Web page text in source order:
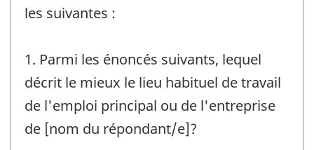
les suivantes :
1. Parmi les énoncés suivants, lequel
décrit le mieux le lieu habituel de travail
de l'emploi principal ou de l'entreprise
de [nom du répondant/e]?